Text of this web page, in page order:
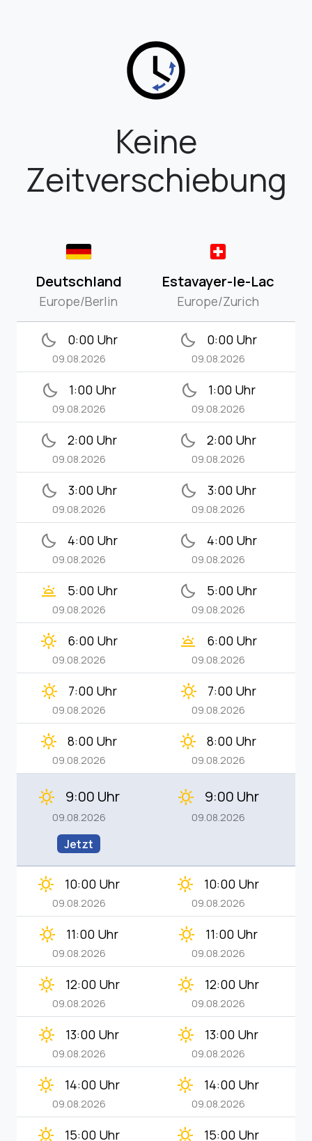
Keine
Zeitverschiebung
Deutschland
Europe/Berlin
Estavayer-le-Lac
Europe/Zurich
bedtime 0:00 Uhr
09.08.2026
bedtime 0:00 Uhr
09.08.2026
bedtime 1:00 Uhr
09.08.2026
bedtime 1:00 Uhr
09.08.2026
bedtime 2:00 Uhr
09.08.2026
bedtime 2:00 Uhr
09.08.2026
bedtime 3:00 Uhr
09.08.2026
bedtime 3:00 Uhr
09.08.2026
bedtime 4:00 Uhr
09.08.2026
bedtime 4:00 Uhr
09.08.2026
wb_twilight 5:00 Uhr
09.08.2026
bedtime 5:00 Uhr
09.08.2026
clear_day 6:00 Uhr
09.08.2026
wb_twilight 6:00 Uhr
09.08.2026
clear_day 7:00 Uhr
09.08.2026
clear_day 7:00 Uhr
09.08.2026
clear_day 8:00 Uhr
09.08.2026
clear_day 8:00 Uhr
09.08.2026
clear_day 9:00 Uhr
09.08.2026
Jetzt
clear_day 9:00 Uhr
09.08.2026
clear_day 10:00 Uhr
09.08.2026
clear_day 10:00 Uhr
09.08.2026
clear_day 11:00 Uhr
09.08.2026
clear_day 11:00 Uhr
09.08.2026
clear_day 12:00 Uhr
09.08.2026
clear_day 12:00 Uhr
09.08.2026
clear_day 13:00 Uhr
09.08.2026
clear_day 13:00 Uhr
09.08.2026
clear_day 14:00 Uhr
09.08.2026
clear_day 14:00 Uhr
09.08.2026
clear_day 15:00 Uhr clear_day 15:00 Uhr